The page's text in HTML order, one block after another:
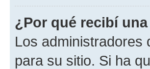
¿Por qué recibí
Los administradores
para su sitio. Si ha